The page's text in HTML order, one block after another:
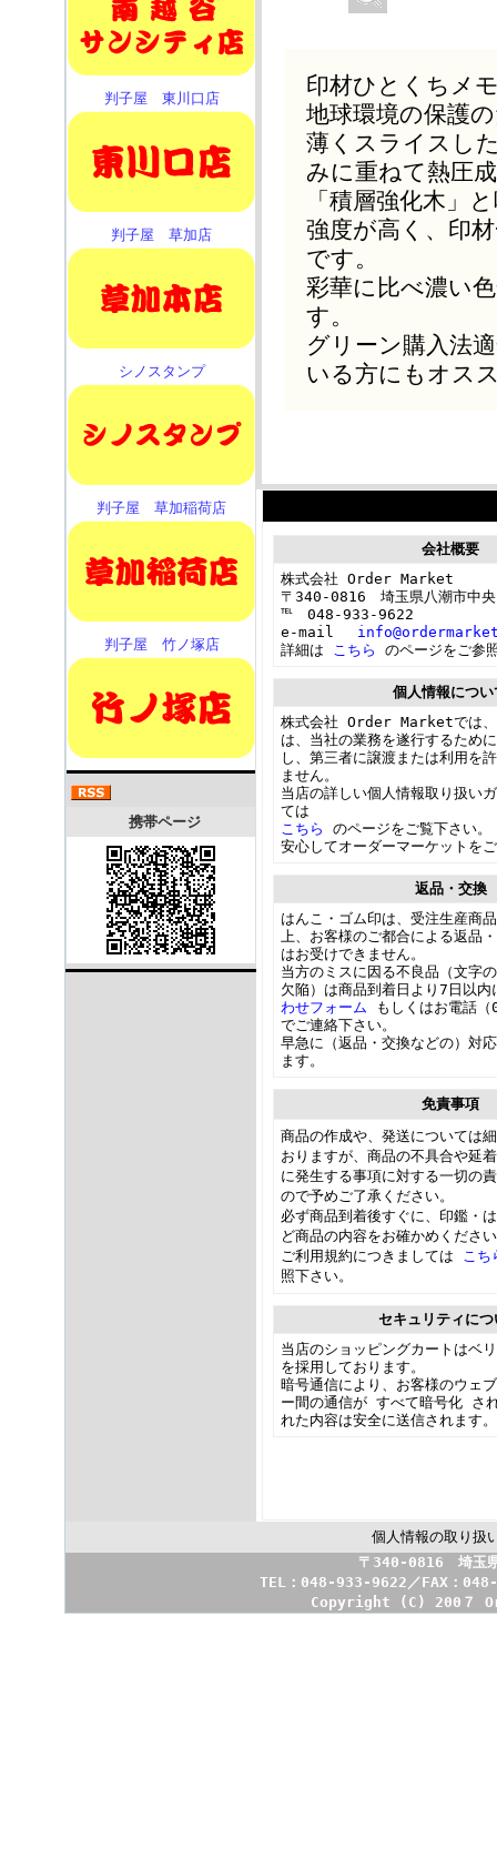
判子屋 東川口店
判子屋 草加店
シノスタンプ
判子屋 草加稲荷店
判子屋 竹ノ塚店
携帯ページ
印材ひとくちメ
地球環境の保護
薄くスライスし
みに重ねて熱圧
「積層強化木」
強度が高く、印
です。
彩華に比べ濃い
す。
グリーン購入法
いる方にもオス
会社概要
株式会社 Order Market
〒340-0816 埼玉県八潮市中
℡ 048-933-9622
e-mail
詳細は こちら のページをご参
個人情報につい
株式会社 Order Marketでは、
は、当社の業務を遂行するため
し、第三者に譲渡または利用を
ません。
当店の詳しい個人情報取り扱い
ては
こちら のページをご覧下さい
安心してオーダーマーケットを
返品・交換
はんこ・ゴム印は、受注生産商
上、お客様のご都合による返品
はお受けできません。
当方のミスに因る不良品（文字
欠陥）は商品到着日より7日以
わせフォーム
もしくはお電話
でご連絡下さい。
早急に（返品・交換などの）対
ます。
免責事項
商品の作成や、発送については
おりますが、商品の不具合や延
に発生する事項に対する一切の
ので予めご了承ください。
必ず商品到着後すぐに、印鑑・
ど商品の内容をお確かめくださ
ご利用規約につきましては こ
照下さい。
セキュリティにつ
当店のショッピングカートはベ
を採用しております。
暗号通信により、お客様のウェ
ー間の通信が すべて暗号化 さ
れた内容は安全に送信されます。
個人情報の取り扱
〒340-0816 埼玉
TEL：048-933-9622／FAX：
Copyright (C) 200７